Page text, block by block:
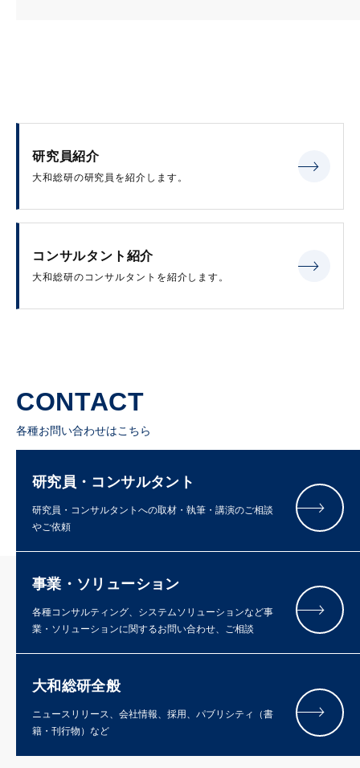
研究員紹介
大和総研の研究員を紹介します。
コンサルタント紹介
大和総研のコンサルタントを紹介します。
CONTACT
各種お問い合わせはこちら
研究員・コンサルタント
研究員・コンサルタントへの取材・執筆・講演のご相談
やご依頼
事業・ソリューション
各種コンサルティング、システムソリューションなど事
業・ソリューションに関するお問い合わせ、ご相談
大和総研全般
ニュースリリース、会社情報、採用、パブリシティ（書
籍・刊行物）など